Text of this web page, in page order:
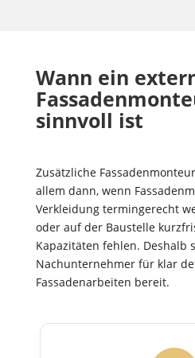
Wann ein
sinnvoll ist
Zusätzliche
allem dann, wenn
Verkleidung termingerecht
oder auf der Baustelle
Kapazitäten fehlen. Deshalb
Nachunternehmer für klar
Fassadenarbeiten bereit.